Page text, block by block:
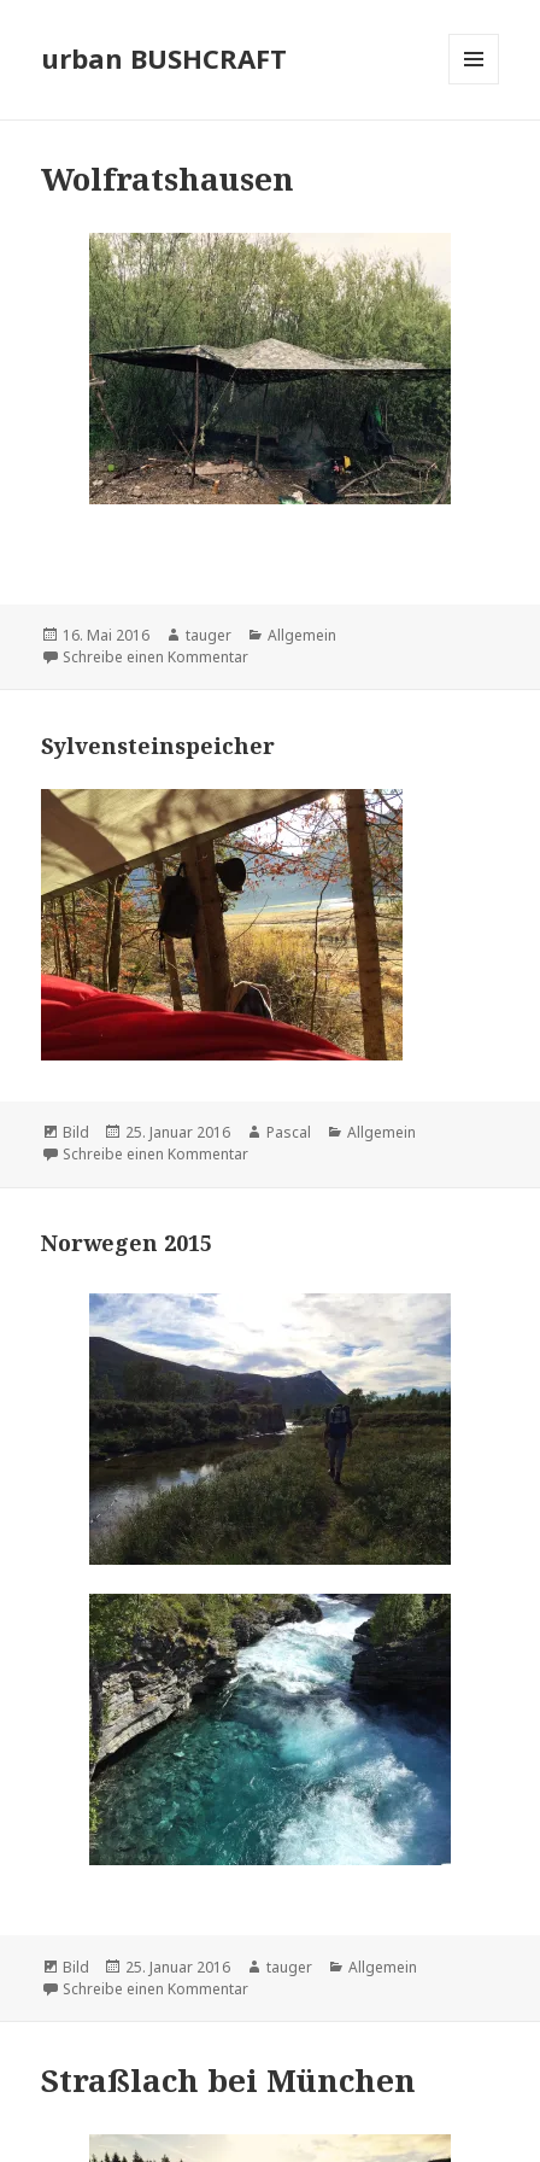
urban BUSHCRAFT
Wolfratshausen
Veröffentlicht
am
16. Mai 2016 Autor
tauger Kategorien
Allgemein
Schreibe einen Kommentar
Sylvensteinspeicher
Format
Bild
Veröffentlicht
am
25. Januar 2016 Autor
Pascal Kategorien
Allgemein
Schreibe einen Kommentar
Norwegen 2015
Format
Bild
Veröffentlicht
am
25. Januar 2016 Autor
tauger Kategorien
Allgemein
Schreibe einen Kommentar
Straßlach bei München